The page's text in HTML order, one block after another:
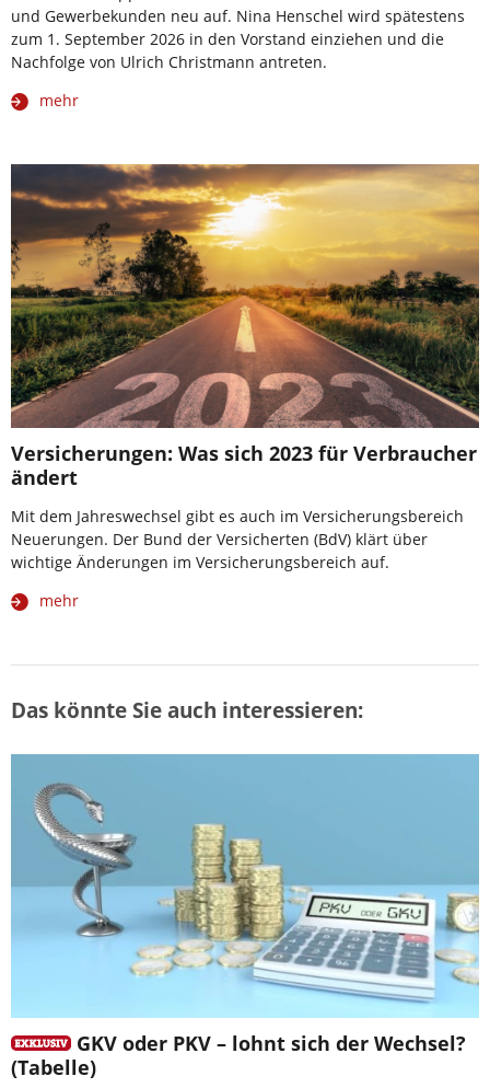
und Gewerbekunden neu auf. Nina Henschel wird spätestens
zum 1. September 2026 in den Vorstand einziehen und die
Nachfolge von Ulrich Christmann antreten.
mehr
Versicherungen: Was sich 2023 für Verbraucher
ändert
Mit dem Jahreswechsel gibt es auch im Versicherungsbereich
Neuerungen. Der Bund der Versicherten (BdV) klärt über
wichtige Änderungen im Versicherungsbereich auf.
mehr
Das könnte Sie auch interessieren:
GKV oder PKV – lohnt sich der Wechsel?
(Tabelle)